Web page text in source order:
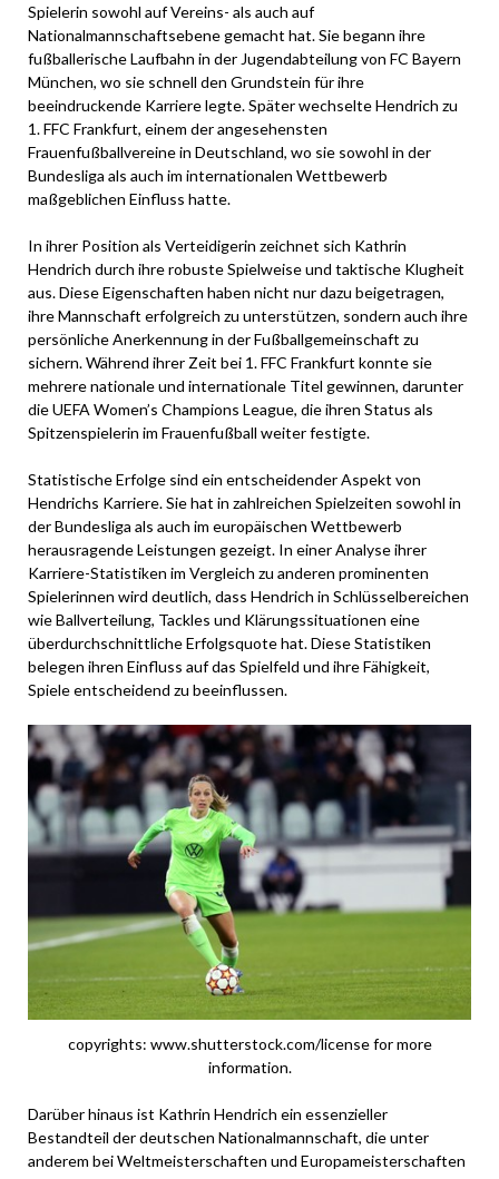
Spielerin sowohl auf Vereins- als auch auf
Nationalmannschaftsebene gemacht hat. Sie begann ihre
fußballerische Laufbahn in der Jugendabteilung von FC Bayern
München, wo sie schnell den Grundstein für ihre
beeindruckende Karriere legte. Später wechselte Hendrich zu
1. FFC Frankfurt, einem der angesehensten
Frauenfußballvereine in Deutschland, wo sie sowohl in der
Bundesliga als auch im internationalen Wettbewerb
maßgeblichen Einfluss hatte.
In ihrer Position als Verteidigerin zeichnet sich Kathrin
Hendrich durch ihre robuste Spielweise und taktische Klugheit
aus. Diese Eigenschaften haben nicht nur dazu beigetragen,
ihre Mannschaft erfolgreich zu unterstützen, sondern auch ihre
persönliche Anerkennung in der Fußballgemeinschaft zu
sichern. Während ihrer Zeit bei 1. FFC Frankfurt konnte sie
mehrere nationale und internationale Titel gewinnen, darunter
die UEFA Women’s Champions League, die ihren Status als
Spitzenspielerin im Frauenfußball weiter festigte.
Statistische Erfolge sind ein entscheidender Aspekt von
Hendrichs Karriere. Sie hat in zahlreichen Spielzeiten sowohl in
der Bundesliga als auch im europäischen Wettbewerb
herausragende Leistungen gezeigt. In einer Analyse ihrer
Karriere-Statistiken im Vergleich zu anderen prominenten
Spielerinnen wird deutlich, dass Hendrich in Schlüsselbereichen
wie Ballverteilung, Tackles und Klärungssituationen eine
überdurchschnittliche Erfolgsquote hat. Diese Statistiken
belegen ihren Einfluss auf das Spielfeld und ihre Fähigkeit,
Spiele entscheidend zu beeinflussen.
copyrights: www.shutterstock.com/license for more
information.
Darüber hinaus ist Kathrin Hendrich ein essenzieller
Bestandteil der deutschen Nationalmannschaft, die unter
anderem bei Weltmeisterschaften und Europameisterschaften